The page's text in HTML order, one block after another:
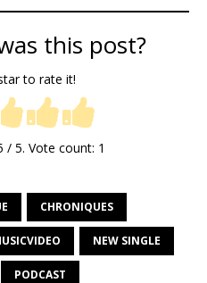
this post?
to rate it!
/ 5. Vote count: 1
CHRONIQUES
NEW SINGLE
PODCAST